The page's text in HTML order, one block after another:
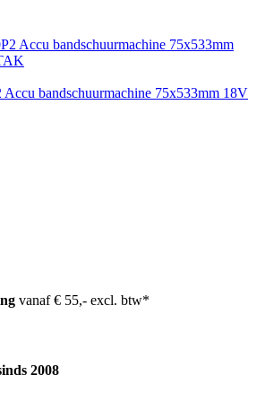
bandschuurmachine 75x533mm 18V
vanaf € 55,- excl. btw*
2008